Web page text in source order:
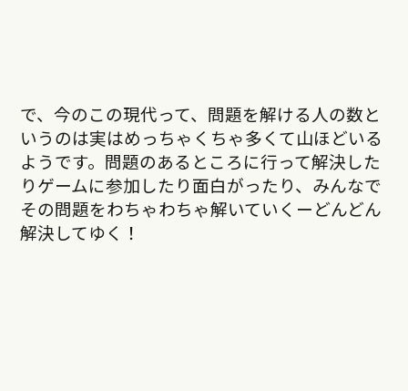
で、今のこの現代って、問題を解ける人の数と
いうのは実はめっちゃくちゃ多くて山ほどいる
ようです。問題のあるところに行って解決した
りゲームに参加したり面白がったり、みんなで
その問題をわちゃわちゃ解いていくーどんどん
解決してゆく！